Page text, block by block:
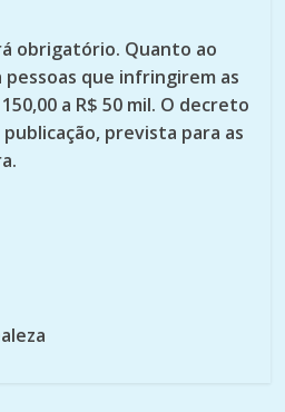
obrigatório. Quanto ao
que infringirem as
a R$ 50 mil. O decreto
prevista para as